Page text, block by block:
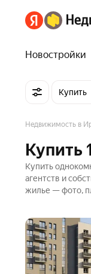
Новостройки
Купить
Недвижимость в
Купить
Купить
агентств и
жилье — фото,